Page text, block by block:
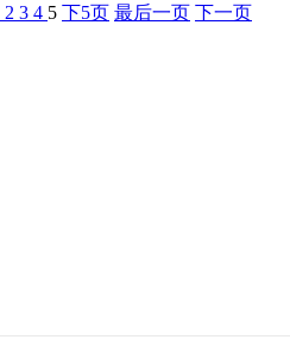
2 3 4 5 下5页 最后一页 下一页